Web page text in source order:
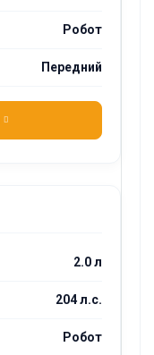
Робот
Передний
2.0 л
204 л.с.
Робот